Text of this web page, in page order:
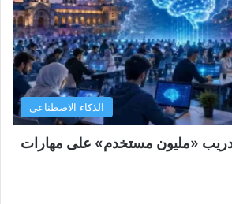
الذكاء الاصطناعي
«مليون مستخدم» على مهارات